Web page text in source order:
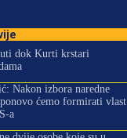
dok Kurti krstari
Nakon izbora naredne
ćemo formirati vlast
a